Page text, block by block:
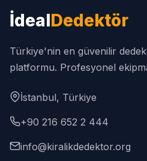
İdealDedektör
Türkiye'nin en güvenilir
platformu. Profesyonel
İstanbul, Türkiye
+90 216 652 2 444
info@kiralikdedektor.org